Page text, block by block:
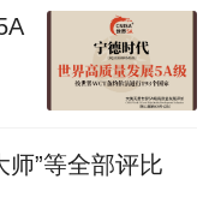
师”等全部评比